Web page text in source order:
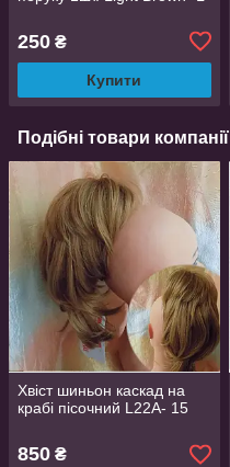
250 ₴
Купити
Подібні товари компанії
Хвіст шиньон каскад на
крабі пісочний L22A- 15
850 ₴